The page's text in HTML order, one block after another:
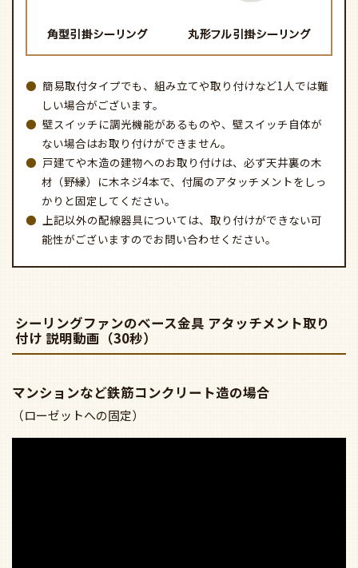
簡易取付タイプでも、組み立てや取り付けなど1人では難
しい場合がございます。
ない場合はお取り付けができません。
戸建てや木造の建物へのお取り付けは、必ず天井裏の木
材（野縁）に木ネジ4本で、付属のアタッチメントをしっ
かりと固定してください。
上記以外の配線器具については、取り付けができない可
能性がございますのでお問い合わせください。
マンションなど鉄筋コンクリート造の場合